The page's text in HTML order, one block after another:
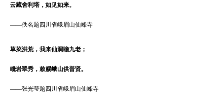
云藏舍利塔，如见如来。
——佚名题四川省峨眉山仙峰寺
草菜洪荒，我来仙洞瞻九老；
巉岩翠秀，敕赐峨山供普贤。
——张光莹题四川省峨眉山仙峰寺